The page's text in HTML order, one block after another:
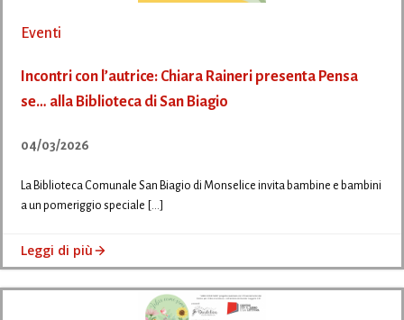
Eventi
Incontri con l’autrice: Chiara Raineri presenta Pensa
se… alla Biblioteca di San Biagio
04/03/2026
La Biblioteca Comunale San Biagio di Monselice invita bambine e bambini
a un pomeriggio speciale […]
Leggi di più